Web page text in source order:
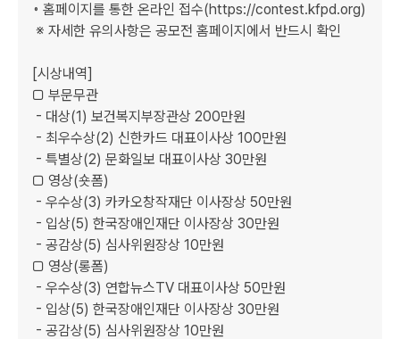
◦ 홈페이지를 통한 온라인 접수(https://contest.kfpd.org)
[시상내역]
□ 부문무관
□ 영상(숏폼)
□ 영상(롱폼)